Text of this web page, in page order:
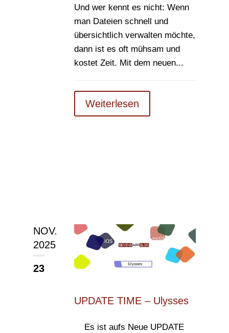
Und wer kennt es nicht: Wenn
man Dateien schnell und
übersichtlich verwalten möchte,
dann ist es oft mühsam und
kostet Zeit. Mit dem neuen...
Weiterlesen
NOV.
2025
23
UPDATE TIME – Ulysses
Es ist aufs Neue UPDATE